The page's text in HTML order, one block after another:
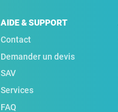
AIDE & SUPPORT
Contact
Demander un devis
SAV
Services
FAQ